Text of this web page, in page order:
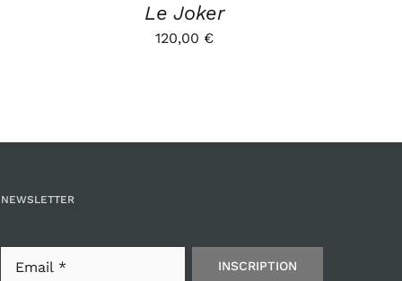
Le Joker
120,00 €
NEWSLETTER
INSCRIPTION